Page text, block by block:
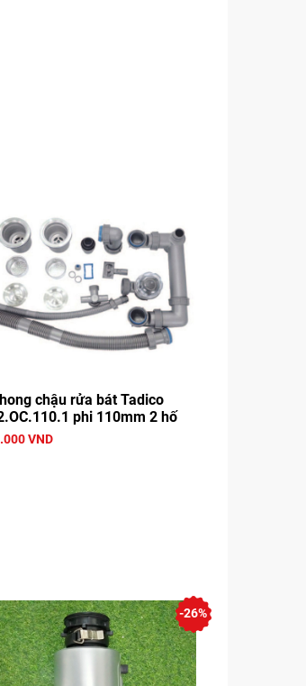
chậu rửa bát Tadico
phi 110mm 2 hố
VND
-26%